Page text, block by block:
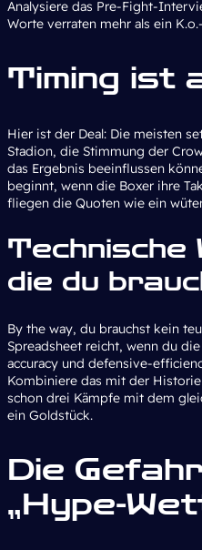
Analysiere das Pre-Fight-
Worte verraten mehr als ein
Timing ist
Hier ist der Deal: Die meisten
Stadion, die Stimmung der
das Ergebnis beeinflussen
beginnt, wenn die Boxer ihre
fliegen die Quoten wie ein
Technische
die du
By the way, du brauchst kein
Spreadsheet reicht, wenn du
accuracy und defensive-
Kombiniere das mit der
schon drei Kämpfe mit dem
ein Goldstück.
Die
„Hype-